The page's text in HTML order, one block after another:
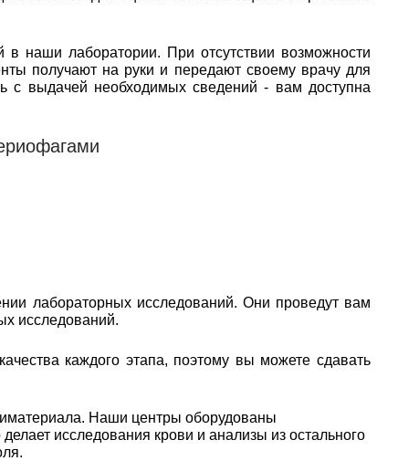
наши лаборатории. При отсутствии возможности
получают на руки и передают своему врачу для
с выдачей необходимых сведений - вам доступна
лабораторных исследований. Они проведут вам
исследований.
каждого этапа, поэтому вы можете сдавать
Наши центры оборудованы
исследования крови и анализы из остального